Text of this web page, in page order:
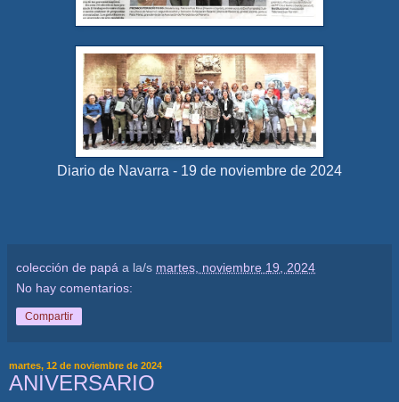
Diario de Navarra - 19 de noviembre de 2024
colección de papá a la/s martes, noviembre 19, 2024
No hay comentarios:
Compartir
martes, 12 de noviembre de 2024
ANIVERSARIO